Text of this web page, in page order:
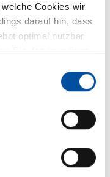
Cookies wir
darauf hin, dass
optimal nutzbar
Sie den jeweiligen